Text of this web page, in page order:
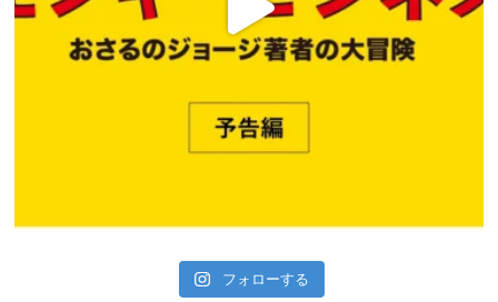
フォローする